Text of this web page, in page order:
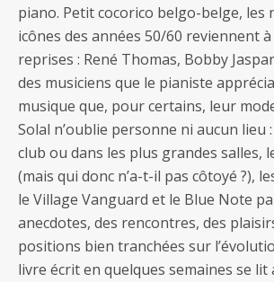
piano. Petit cocorico belgo-belge, les
icônes des années 50/60 reviennent
reprises : René Thomas, Bobby
des musiciens que le pianiste
musique que, pour certains, leur
Solal n’oublie personne ni aucun lieu
club ou dans les plus grandes salles,
(mais qui donc n’a-t-il pas côtoyé ?),
le Village Vanguard et le Blue Note
anecdotes, des rencontres, des
positions bien tranchées sur
livre écrit en quelques semaines se lit